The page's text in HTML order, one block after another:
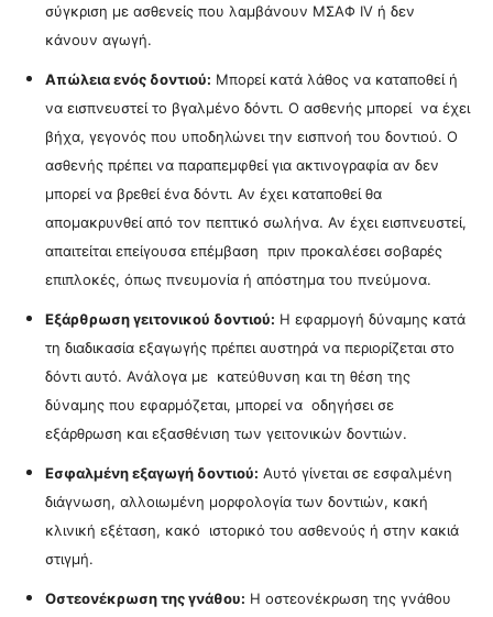
σύγκριση με ασθενείς που λαμβάνουν ΜΣΑΦ IV ή δεν
κάνουν αγωγή.
Απώλεια ενός δοντιού: Μπορεί κατά λάθος να καταποθεί ή
να εισπνευστεί το βγαλμένο δόντι. Ο ασθενής μπορεί να έχει
βήχα, γεγονός που υποδηλώνει την εισπνοή του δοντιού. Ο
ασθενής πρέπει να παραπεμφθεί για ακτινογραφία αν δεν
μπορεί να βρεθεί ένα δόντι. Αν έχει καταποθεί θα
απομακρυνθεί από τον πεπτικό σωλήνα. Αν έχει εισπνευστεί,
απαιτείται επείγουσα επέμβαση πριν προκαλέσει σοβαρές
επιπλοκές, όπως πνευμονία ή απόστημα του πνεύμονα.
Εξάρθρωση γειτονικού δοντιού: Η εφαρμογή δύναμης κατά
τη διαδικασία εξαγωγής πρέπει αυστηρά να περιορίζεται στο
δόντι αυτό. Ανάλογα με κατεύθυνση και τη θέση της
δύναμης που εφαρμόζεται, μπορεί να οδηγήσει σε
εξάρθρωση και εξασθένιση των γειτονικών δοντιών.
Εσφαλμένη εξαγωγή δοντιού: Αυτό γίνεται σε εσφαλμένη
διάγνωση, αλλοιωμένη μορφολογία των δοντιών, κακή
κλινική εξέταση, κακό ιστορικό του ασθενούς ή στην κακιά
στιγμή.
Οστεονέκρωση της γνάθου: Η οστεονέκρωση της γνάθου